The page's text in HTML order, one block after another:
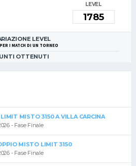
LEVEL
LEVEL
PER I MATCH DI UN TORNEO
OTTENUTI
MISTO 3150 A VILLA CARCINA
- Fase Finale
MISTO LIMIT 3150
- Fase Finale